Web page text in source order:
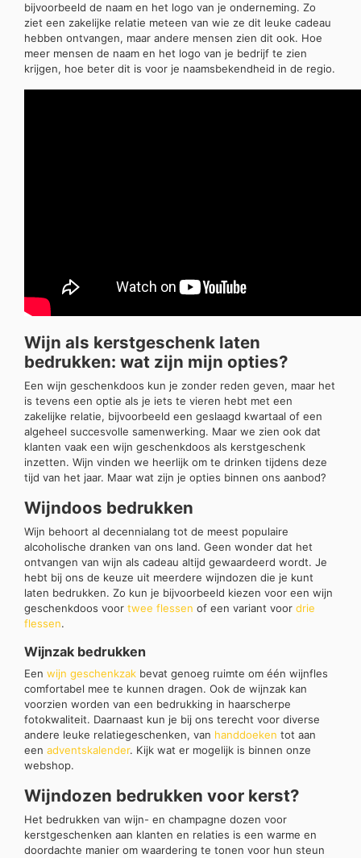
bijvoorbeeld de naam en het logo van je onderneming. Zo
ziet een zakelijke relatie meteen van wie ze dit leuke cadeau
hebben ontvangen, maar andere mensen zien dit ook. Hoe
meer mensen de naam en het logo van je bedrijf te zien
krijgen, hoe beter dit is voor je naamsbekendheid in de regio.
Wijn als kerstgeschenk laten
bedrukken: wat zijn mijn opties?
Een wijn geschenkdoos kun je zonder reden geven, maar het
is tevens een optie als je iets te vieren hebt met een
zakelijke relatie, bijvoorbeeld een geslaagd kwartaal of een
algeheel succesvolle samenwerking. Maar we zien ook dat
klanten vaak een wijn geschenkdoos als kerstgeschenk
inzetten. Wijn vinden we heerlijk om te drinken tijdens deze
tijd van het jaar. Maar wat zijn je opties binnen ons aanbod?
Wijndoos bedrukken
Wijn behoort al decennialang tot de meest populaire
alcoholische dranken van ons land. Geen wonder dat het
ontvangen van wijn als cadeau altijd gewaardeerd wordt. Je
hebt bij ons de keuze uit meerdere wijndozen die je kunt
laten bedrukken. Zo kun je bijvoorbeeld kiezen voor een wijn
geschenkdoos voor twee flessen of een variant voor drie
flessen.
Wijnzak bedrukken
Een wijn geschenkzak bevat genoeg ruimte om één wijnfles
comfortabel mee te kunnen dragen. Ook de wijnzak kan
voorzien worden van een bedrukking in haarscherpe
fotokwaliteit. Daarnaast kun je bij ons terecht voor diverse
andere leuke relatiegeschenken, van handdoeken tot aan
een adventskalender. Kijk wat er mogelijk is binnen onze
webshop.
Wijndozen bedrukken voor kerst?
Het bedrukken van wijn- en champagne dozen voor
kerstgeschenken aan klanten en relaties is een warme en
doordachte manier om waardering te tonen voor hun steun